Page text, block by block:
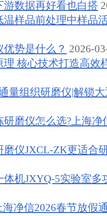
数据再好看也白搭
样品前处理中样品
势是什么？ 2026-
核心技术打造高效
量组织研磨仪|解锁
磨仪怎么选?上海
磨仪JXCL-ZK更适合
体机JXYQ-5实验室
净信2026春节放假